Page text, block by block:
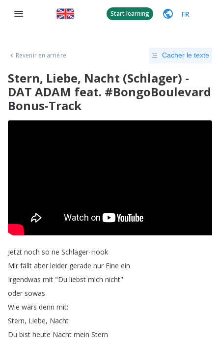
Start learning FR
Revenir en arrière Cacher le texte
Stern, Liebe, Nacht (Schlager) -
DAT ADAM feat. #BongoBoulevard
Bonus-Track
Jetzt noch so ne Schlager-Hook
Mir fällt aber leider gerade nur Eine ein
Irgendwas mit "Du liebst mich nicht"
oder sowas
Wie wärs denn mit:
Stern, Liebe, Nacht
Du bist heute Nacht mein Stern